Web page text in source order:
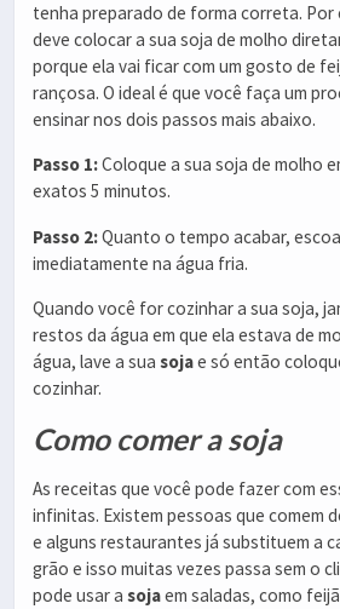
tenha preparado de forma correta. Por
deve colocar a sua soja de molho
porque ela vai ficar com um gosto de
rançosa. O ideal é que você faça um
ensinar nos dois passos mais abaixo.
Passo 1:Coloque a sua soja de molho
exatos 5 minutos.
Passo 2:Quanto o tempo acabar,
imediatamente na água fria.
Quando você for cozinhar a sua soja,
restos da água em que ela estava de
água, lave a sua sojae só então
cozinhar.
Como comer a soja
As receitas que você pode fazer com
infinitas. Existem pessoas que comem
e alguns restaurantes já substituem a
grão e isso muitas vezes passa sem o
pode usar a sojaem saladas, como